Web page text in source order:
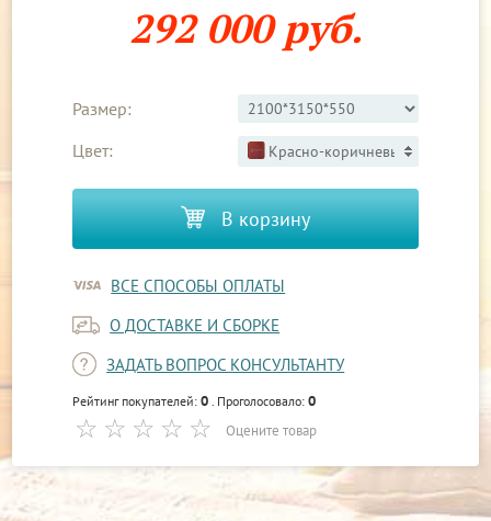
292 000 руб.
Размер:
Цвет:
Красно-коричневый 3
В корзину
ВСЕ СПОСОБЫ ОПЛАТЫ
О ДОСТАВКЕ И СБОРКЕ
ЗАДАТЬ ВОПРОС КОНСУЛЬТАНТУ
Рейтинг покупателей:0 . Проголосовало:0
Оцените товар